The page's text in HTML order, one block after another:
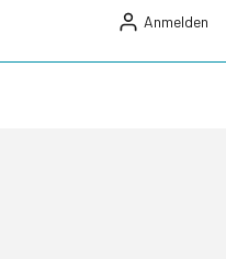
Anmelden